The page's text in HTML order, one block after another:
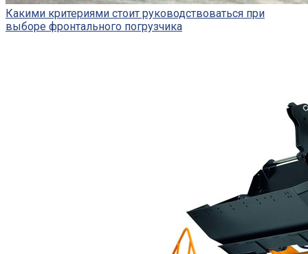
Какими критериями стоит руководствоваться при
выборе фронтального погрузчика